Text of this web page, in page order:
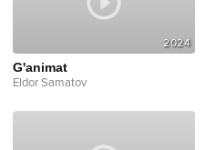
2024
G'animat
Eldor Samatov